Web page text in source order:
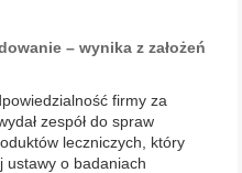
– wynika z założeń
firmy za
zespół do spraw
leczniczych, który
ustawy o badaniach